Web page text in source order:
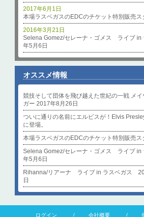
本場ラスベガスのEDCのチケット特別販売ス
2017年6月1日
Selena Gomez/セレーナ・ゴメス ライブ
年5月6日
2016年3月21日
オススメ情報
競技そして団体を飛び越えた世紀の一戦 メ
ガー 2017年8月26日
ついに通りの名前にエルビスが！Elvis
に登場。
本場ラスベガスのEDCのチケット特別販売ス
Selena Gomez/セレーナ・ゴメス ライブ
年5月6日
Rihanna/リアーナ ライブ in ラスベガス
日
ログイン 会社概要